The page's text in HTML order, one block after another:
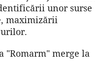
unor surse
maximizării
"Romarm" merge la